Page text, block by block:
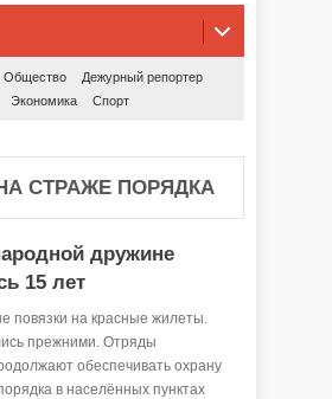
Общество
Дежурный репортер
Экономика
Спорт
СТРАЖЕ ПОРЯДКА
дружине
15 лет
повязки на красные жилеты.
прежними. Отряды
обеспечивать охрану
в населённых пунктах